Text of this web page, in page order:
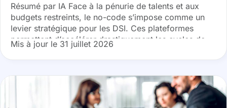
Résumé par IA Face à la pénurie de talents et aux
budgets restreints, le no-code s’impose comme un
levier stratégique pour les DSI. Ces plateformes
permettent d’accélérer drastiquement les cycles de
développement, de simplifier la maintenance...
Mis à jour le 31 juillet 2026